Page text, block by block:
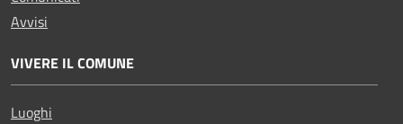
Avvisi
VIVERE IL COMUNE
Luoghi